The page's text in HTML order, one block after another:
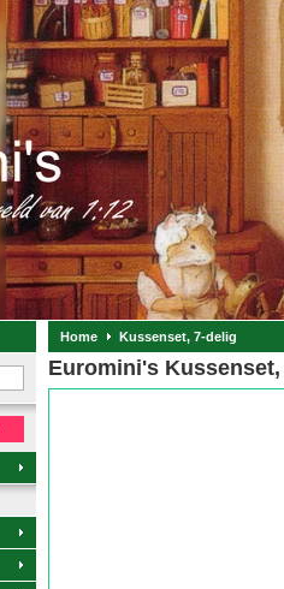
Home Kussenset, 7-delig
Euromini's